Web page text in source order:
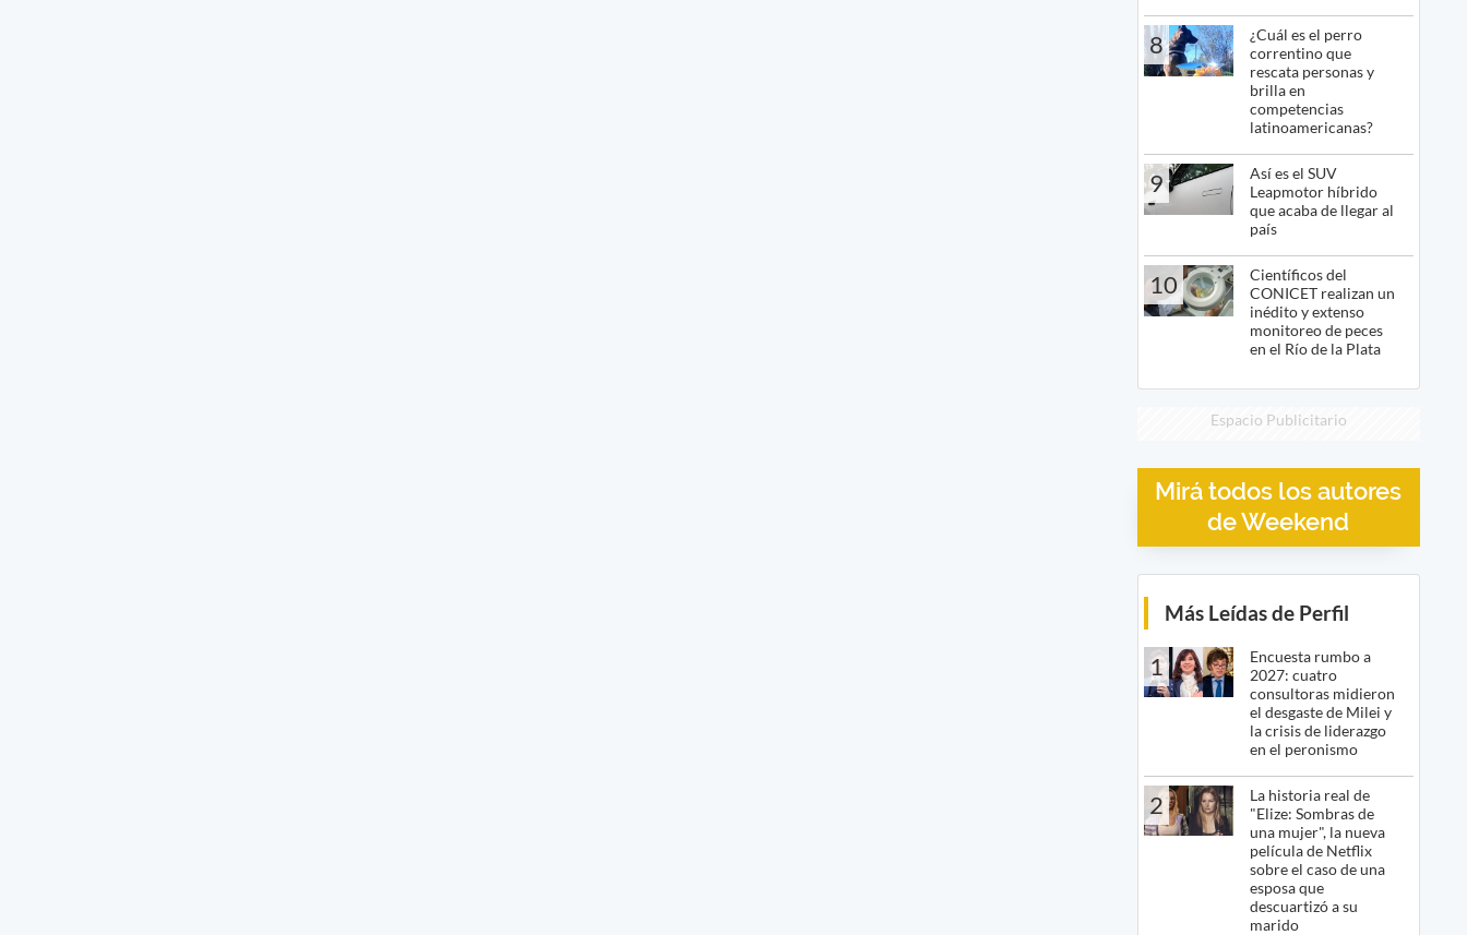
8
¿Cuál es el perro
correntino que
rescata personas y
brilla en
competencias
latinoamericanas?
9
Así es el SUV
Leapmotor híbrido
que acaba de llegar al
país
10
Científicos del
CONICET realizan un
inédito y extenso
monitoreo de peces
en el Río de la Plata
Espacio Publicitario
Mirá todos los autores
de Weekend
Más Leídas de Perfil
1
Encuesta rumbo a
2027: cuatro
consultoras midieron
el desgaste de Milei y
la crisis de liderazgo
en el peronismo
2
La historia real de
"Elize: Sombras de
una mujer", la nueva
película de Netflix
sobre el caso de una
esposa que
descuartizó a su
marido